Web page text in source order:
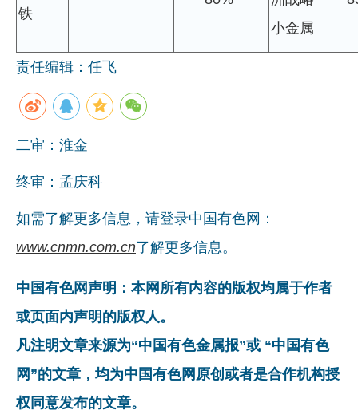
铁
小金属
责任编辑：任飞
二审：淮金
终审：孟庆科
如需了解更多信息，请登录中国有色网：
www.cnmn.com.cn了解更多信息。
中国有色网声明：本网所有内容的版权均属于作者
或页面内声明的版权人。
凡注明文章来源为“中国有色金属报”或 “中国有色
网”的文章，均为中国有色网原创或者是合作机构授
权同意发布的文章。